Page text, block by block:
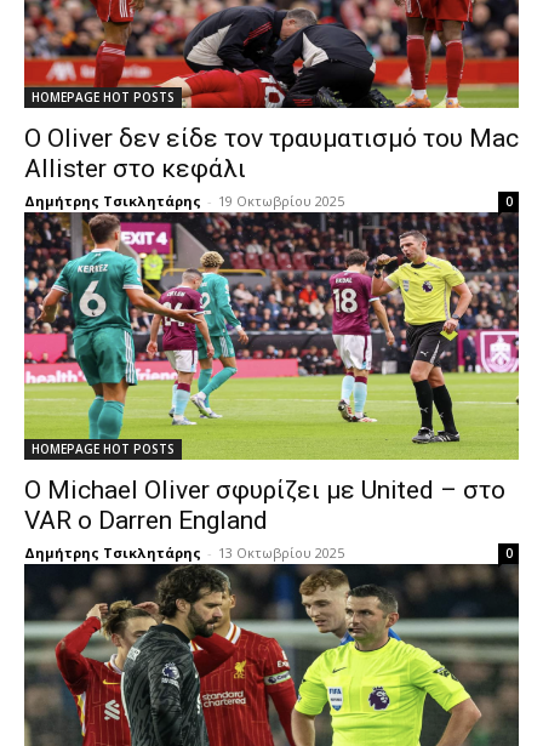
HOMEPAGE HOT POSTS
Ο Oliver δεν είδε τον τραυματισμό του Mac
Allister στο κεφάλι
Δημήτρης Τσικλητάρης - 19 Οκτωβρίου 2025 0
HOMEPAGE HOT POSTS
Ο Michael Oliver σφυρίζει με United – στο
VAR ο Darren England
Δημήτρης Τσικλητάρης - 13 Οκτωβρίου 2025 0